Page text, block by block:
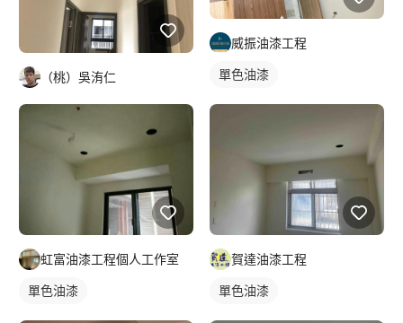
（桃）吳洧仁
虹富油漆工程個人工作室
單色油漆
威振油漆工程
單色油漆
賀達油漆工程
單色油漆